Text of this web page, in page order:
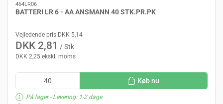
464LR06
BATTERI LR 6 - AA ANSMANN 40 STK.PR.PK
Vejledende pris DKK 5,14
DKK 2,81 / Stk
DKK 2,25 ekskl. moms
Køb nu
På lager- Levering: 1-2 dage